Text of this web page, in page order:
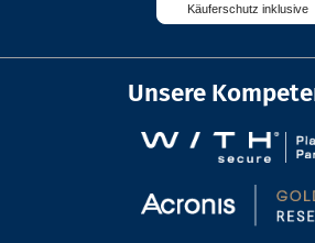
Käuferschutz inklusive
Unsere